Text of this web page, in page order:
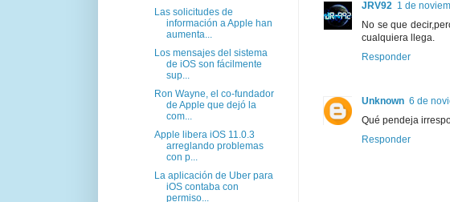
JRV92 1 de
No se que
cualquiera llega.
Responder
Unknown 6 de
Qué pendeja
Responder
Las solicitudes de
información a Apple han
aumenta...
Los mensajes del sistema
de iOS son fácilmente
sup...
Ron Wayne, el co-fundador
de Apple que dejó la
com...
Apple libera iOS 11.0.3
arreglando problemas
con p...
La aplicación de Uber para
iOS contaba con
permiso...